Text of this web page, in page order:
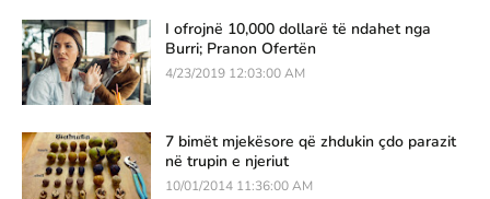
I ofrojnë 10,000 dollarë të ndahet nga
Burri; Pranon Ofertën
4/23/2019 12:03:00 AM
7 bimët mjekësore që zhdukin çdo parazit
në trupin e njeriut
10/01/2014 11:36:00 AM